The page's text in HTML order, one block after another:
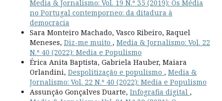
Media & Jornalismo: Vol. 19 N.º 35 (2019): Os Média
no Portugal contemporneo: da ditadura à
democracia
Sara Monteiro Machado, Vasco Ribeiro, Raquel
Meneses, Diz-me muito , Media & Jornalismo: Vol. 22
N.º 40 (2022): Media e Populismo
Érica Anita Baptista, Gabriela Hauber, Maiara
Orlandini, Despolitização e populismo , Media &
Jornalismo: Vol. 22 N.º 40 (2022): Media e Populismo
Assunção Gonçalves Duarte, Infografia digital ,